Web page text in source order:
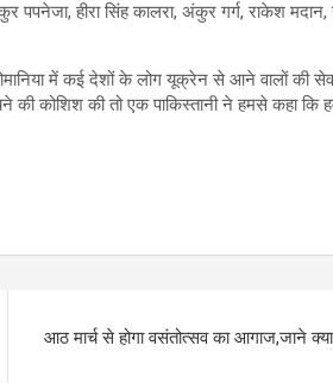
हीरा सिंह कालरा, अंकुर गर्ग, राकेश मदान,
में कई देशों के लोग यूक्रेन से आने वालों की
कोशिश की तो एक पाकिस्तानी ने हमसे कहा कि
आठ मार्च से होगा वसंतोत्सव का आगाज,जाने क्या